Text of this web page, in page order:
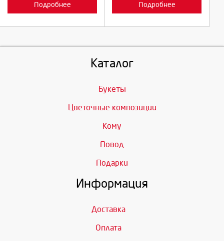
Подробнее Подробнее
Каталог
Букеты
Цветочные композиции
Кому
Повод
Подарки
Информация
Доставка
Оплата